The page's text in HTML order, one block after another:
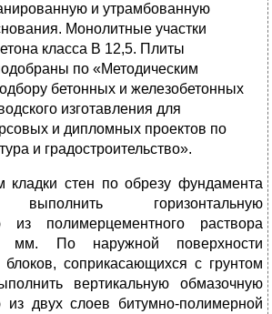
и утрамбованную
Монолитные участки
класса В 12,5. Плиты
по «Методическим
бетонных и железобетонных
изготавления для
и дипломных проектов по
и градостроительство».
кладки стен по обрезу фундамента
выполнить горизонтальную
из полимерцементного раствора
мм. По наружной поверхности
соприкасающихся с грунтом
вертикальную обмазочную
из двух слоев битумно-полимерной